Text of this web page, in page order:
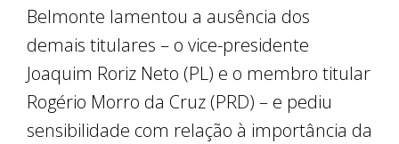
Belmonte lamentou a ausência dos
demais titulares – o vice-presidente
Joaquim Roriz Neto (PL) e o membro titular
Rogério Morro da Cruz (PRD) – e pediu
sensibilidade com relação à importância da